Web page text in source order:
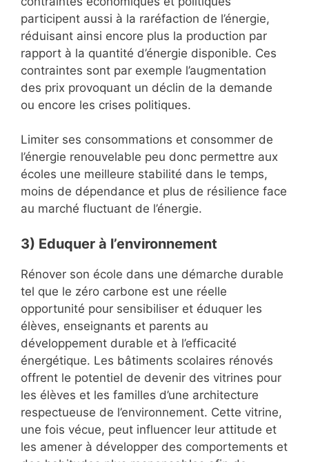
participent aussi à la raréfaction de l’énergie,
réduisant ainsi encore plus la production par
rapport à la quantité d’énergie disponible. Ces
contraintes sont par exemple l’augmentation
des prix provoquant un déclin de la demande
ou encore les crises politiques.
Limiter ses consommations et consommer de
l’énergie renouvelable peu donc permettre aux
écoles une meilleure stabilité dans le temps,
moins de dépendance et plus de résilience face
au marché fluctuant de l’énergie.
3) Eduquer à l’environnement
Rénover son école dans une démarche durable
tel que le zéro carbone est une réelle
opportunité pour sensibiliser et éduquer les
élèves, enseignants et parents au
développement durable et à l’efficacité
énergétique. Les bâtiments scolaires rénovés
offrent le potentiel de devenir des vitrines pour
les élèves et les familles d’une architecture
respectueuse de l’environnement. Cette vitrine,
une fois vécue, peut influencer leur attitude et
les amener à développer des comportements et